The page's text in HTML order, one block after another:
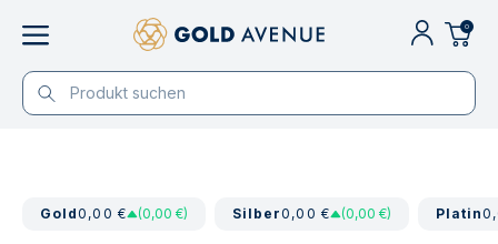
0
Gold0,00 € (0,00 €) Silber0,00 € (0,00 €) Platin